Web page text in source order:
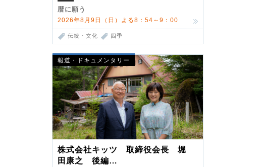
暦に願う
2026年8月9日（日）よる8：54～9：00
伝統・文化 四季
報道・ドキュメンタリー
株式会社キッツ 取締役会長 堀
田康之 後編